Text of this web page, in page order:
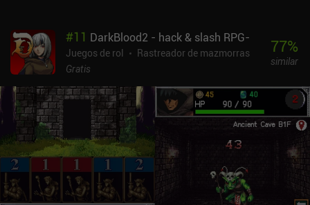
#11 DarkBlood2 - hack & slash RPG-
Juegos de rol
Rastreador de mazmorras
Gratis
77%
similar